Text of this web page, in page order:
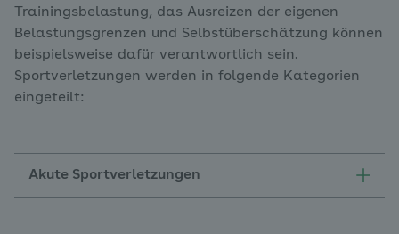
Trainingsbelastung, das Ausreizen der eigenen
Belastungsgrenzen und Selbstüberschätzung können
beispielsweise dafür verantwortlich sein.
Sportverletzungen werden in folgende Kategorien
eingeteilt:
Akute Sportverletzungen